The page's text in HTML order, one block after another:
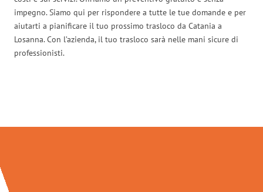
impegno. Siamo qui per rispondere a tutte le tue domande e per
aiutarti a pianificare il tuo prossimo trasloco da Catania a
Losanna. Con l’azienda, il tuo trasloco sarà nelle mani sicure di
professionisti.